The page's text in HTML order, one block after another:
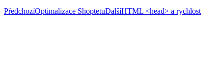
PředchozíOptimalizace ShoptetuDalšíHTML <head> a rychlost